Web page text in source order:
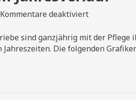
Kommentare deaktiviertfür
im
sind ganzjährig mit der
Jahreszeiten. Die folgenden